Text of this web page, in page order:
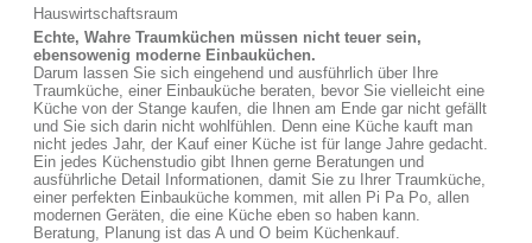
Hauswirtschaftsraum
Echte, Wahre Traumküchen müssen nicht teuer sein,
ebensowenig moderne Einbauküchen.
Darum lassen Sie sich eingehend und ausführlich über Ihre
Traumküche, einer Einbauküche beraten, bevor Sie vielleicht eine
Küche von der Stange kaufen, die Ihnen am Ende gar nicht gefällt
und Sie sich darin nicht wohlfühlen. Denn eine Küche kauft man
nicht jedes Jahr, der Kauf einer Küche ist für lange Jahre gedacht.
Ein jedes Küchenstudio gibt Ihnen gerne Beratungen und
ausführliche Detail Informationen, damit Sie zu Ihrer Traumküche,
einer perfekten Einbauküche kommen, mit allen Pi Pa Po, allen
modernen Geräten, die eine Küche eben so haben kann.
Beratung, Planung ist das A und O beim Küchenkauf.